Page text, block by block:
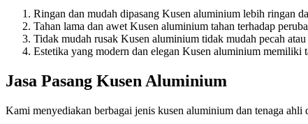
Ringan dan mudah dipasang Kusen aluminium lebih ringan
Tahan lama dan awet Kusen aluminium tahan terhadap
Tidak mudah rusak Kusen aluminium tidak mudah pecah
Estetika yang modern dan elegan Kusen aluminium
Jasa Pasang Kusen Aluminium
Kami menyediakan berbagai jenis kusen aluminium dan tenaga